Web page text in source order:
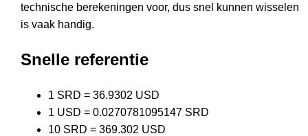
technische berekeningen voor, dus snel kunnen wisselen
is vaak handig.
Snelle referentie
1 SRD = 36.9302 USD
1 USD = 0.0270781095147 SRD
10 SRD = 369.302 USD